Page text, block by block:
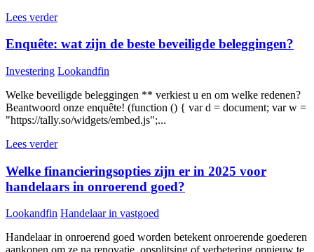
Lees verder
Enquête: wat zijn de beste beveiligde beleggingen?
Investering Lookandfin
Welke beveiligde beleggingen ** verkiest u en om welke redenen?
Beantwoord onze enquête! (function () { var d = document; var w =
"https://tally.so/widgets/embed.js";...
Lees verder
Welke financieringsopties zijn er in 2025 voor
handelaars in onroerend goed?
Lookandfin Handelaar in vastgoed
Handelaar in onroerend goed worden betekent onroerende goederen